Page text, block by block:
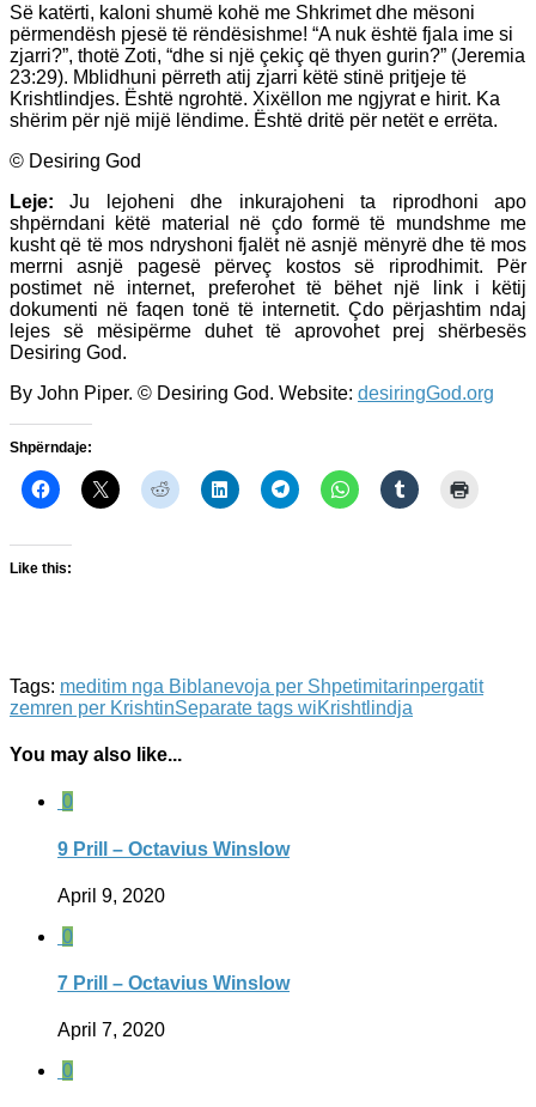
Së katërti, kaloni shumë kohë me Shkrimet dhe mësoni
përmendësh pjesë të rëndësishme! “A nuk është fjala ime si
zjarri?”, thotë Zoti, “dhe si një çekiç që thyen gurin?” (Jeremia
23:29). Mblidhuni përreth atij zjarri këtë stinë pritjeje të
Krishtlindjes. Është ngrohtë. Xixëllon me ngjyrat e hirit. Ka
shërim për një mijë lëndime. Është dritë për netët e errëta.
© Desiring God
Leje: Ju lejoheni dhe inkurajoheni ta riprodhoni apo
shpërndani këtë material në çdo formë të mundshme me
kusht që të mos ndryshoni fjalët në asnjë mënyrë dhe të mos
merrni asnjë pagesë përveç kostos së riprodhimit. Për
postimet në internet, preferohet të bëhet një link i këtij
dokumenti në faqen tonë të internetit. Çdo përjashtim ndaj
lejes së mësipërme duhet të aprovohet prej shërbesës
Desiring God.
By John Piper. © Desiring God. Website: desiringGod.org
Shpërndaje:
Like this:
Tags: meditim nga Biblanevoja per Shpetimitarinpergatit
zemren per KrishtinSeparate tags wiKrishtlindja
You may also like...
0
9 Prill – Octavius Winslow
April 9, 2020
0
7 Prill – Octavius Winslow
April 7, 2020
0